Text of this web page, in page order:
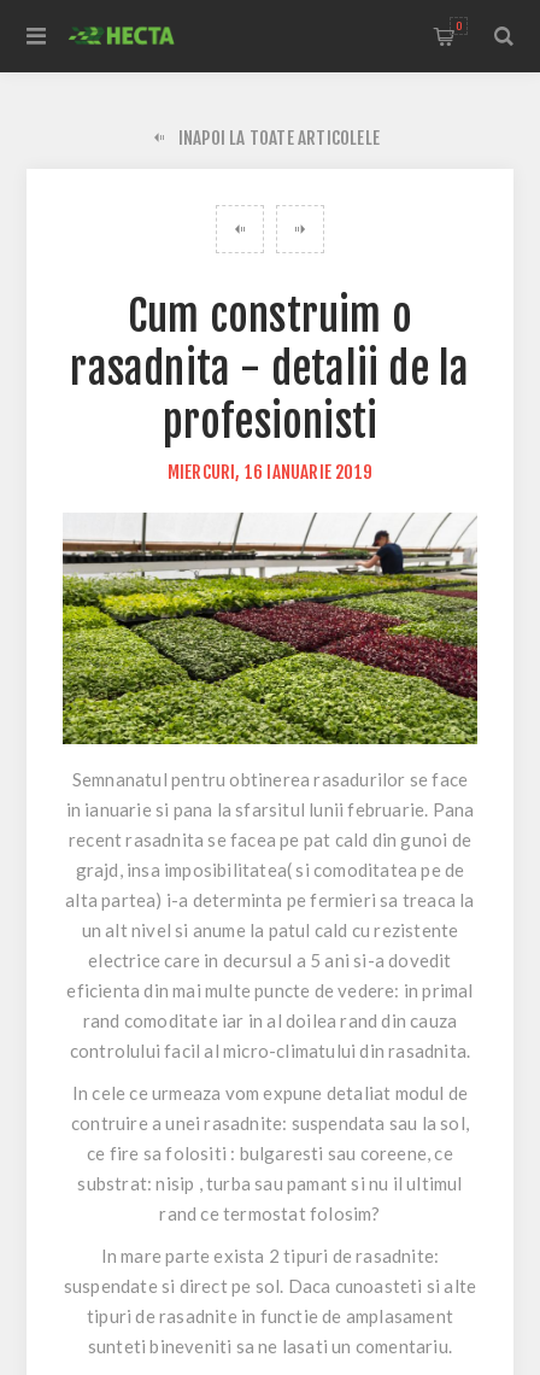
0
INAPOI LA TOATE ARTICOLELE
Cum construim o
rasadnita - detalii de la
profesionisti
MIERCURI, 16 IANUARIE 2019
Semnanatul pentru obtinerea rasadurilor se face
in ianuarie si pana la sfarsitul lunii februarie. Pana
recent rasadnita se facea pe pat cald din gunoi de
grajd, insa imposibilitatea( si comoditatea pe de
alta partea) i-a determinta pe fermieri sa treaca la
un alt nivel si anume la patul cald cu rezistente
electrice care in decursul a 5 ani si-a dovedit
eficienta din mai multe puncte de vedere: in primal
rand comoditate iar in al doilea rand din cauza
controlului facil al micro-climatului din rasadnita.
In cele ce urmeaza vom expune detaliat modul de
contruire a unei rasadnite: suspendata sau la sol,
ce fire sa folositi : bulgaresti sau coreene, ce
substrat: nisip , turba sau pamant si nu il ultimul
rand ce termostat folosim?
In mare parte exista 2 tipuri de rasadnite:
suspendate si direct pe sol. Daca cunoasteti si alte
tipuri de rasadnite in functie de amplasament
sunteti bineveniti sa ne lasati un comentariu.